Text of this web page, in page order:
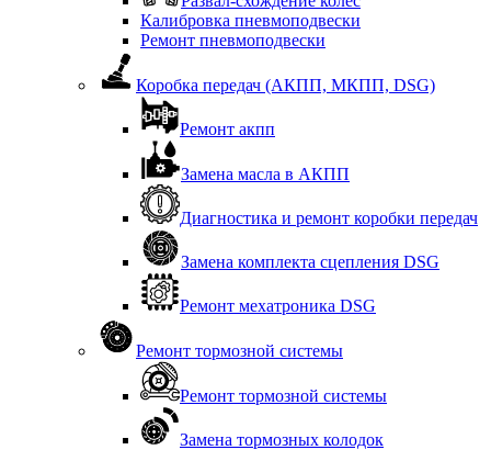
Калибровка пневмоподвески
Ремонт пневмоподвески
Коробка передач (АКПП, МКПП, DSG)
Ремонт акпп
Замена масла в АКПП
Диагностика и ремонт коробки передач
Замена комплекта сцепления DSG
Ремонт мехатроника DSG
Ремонт тормозной системы
Ремонт тормозной системы
Замена тормозных колодок